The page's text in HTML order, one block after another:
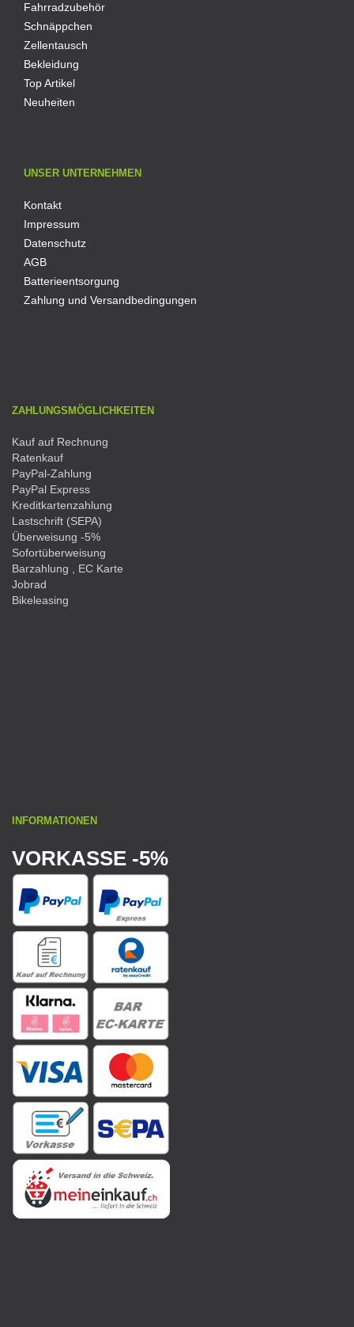
Fahrradzubehör
Schnäppchen
Zellentausch
Bekleidung
Top Artikel
Neuheiten
UNSER UNTERNEHMEN
Kontakt
Impressum
Datenschutz
AGB
Batterieentsorgung
Zahlung und Versandbedingungen
ZAHLUNGSMÖGLICHKEITEN
Kauf auf Rechnung
Ratenkauf
PayPal-Zahlung
PayPal Express
Kreditkartenzahlung
Lastschrift (SEPA)
Überweisung -5%
Sofortüberweisung
Barzahlung , EC Karte
Jobrad
Bikeleasing
INFORMATIONEN
VORKASSE -5%